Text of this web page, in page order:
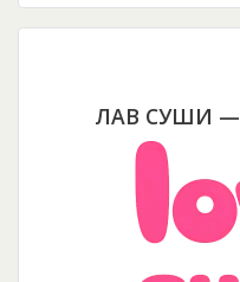
ЛАВ СУШИ —